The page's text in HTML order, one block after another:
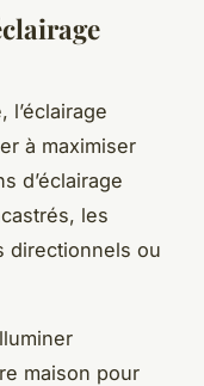
l’éclairage
à maximiser
d’éclairage
les
directionnels ou
maison pour